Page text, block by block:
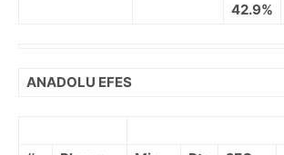
42.9%
ANADOLU EFES